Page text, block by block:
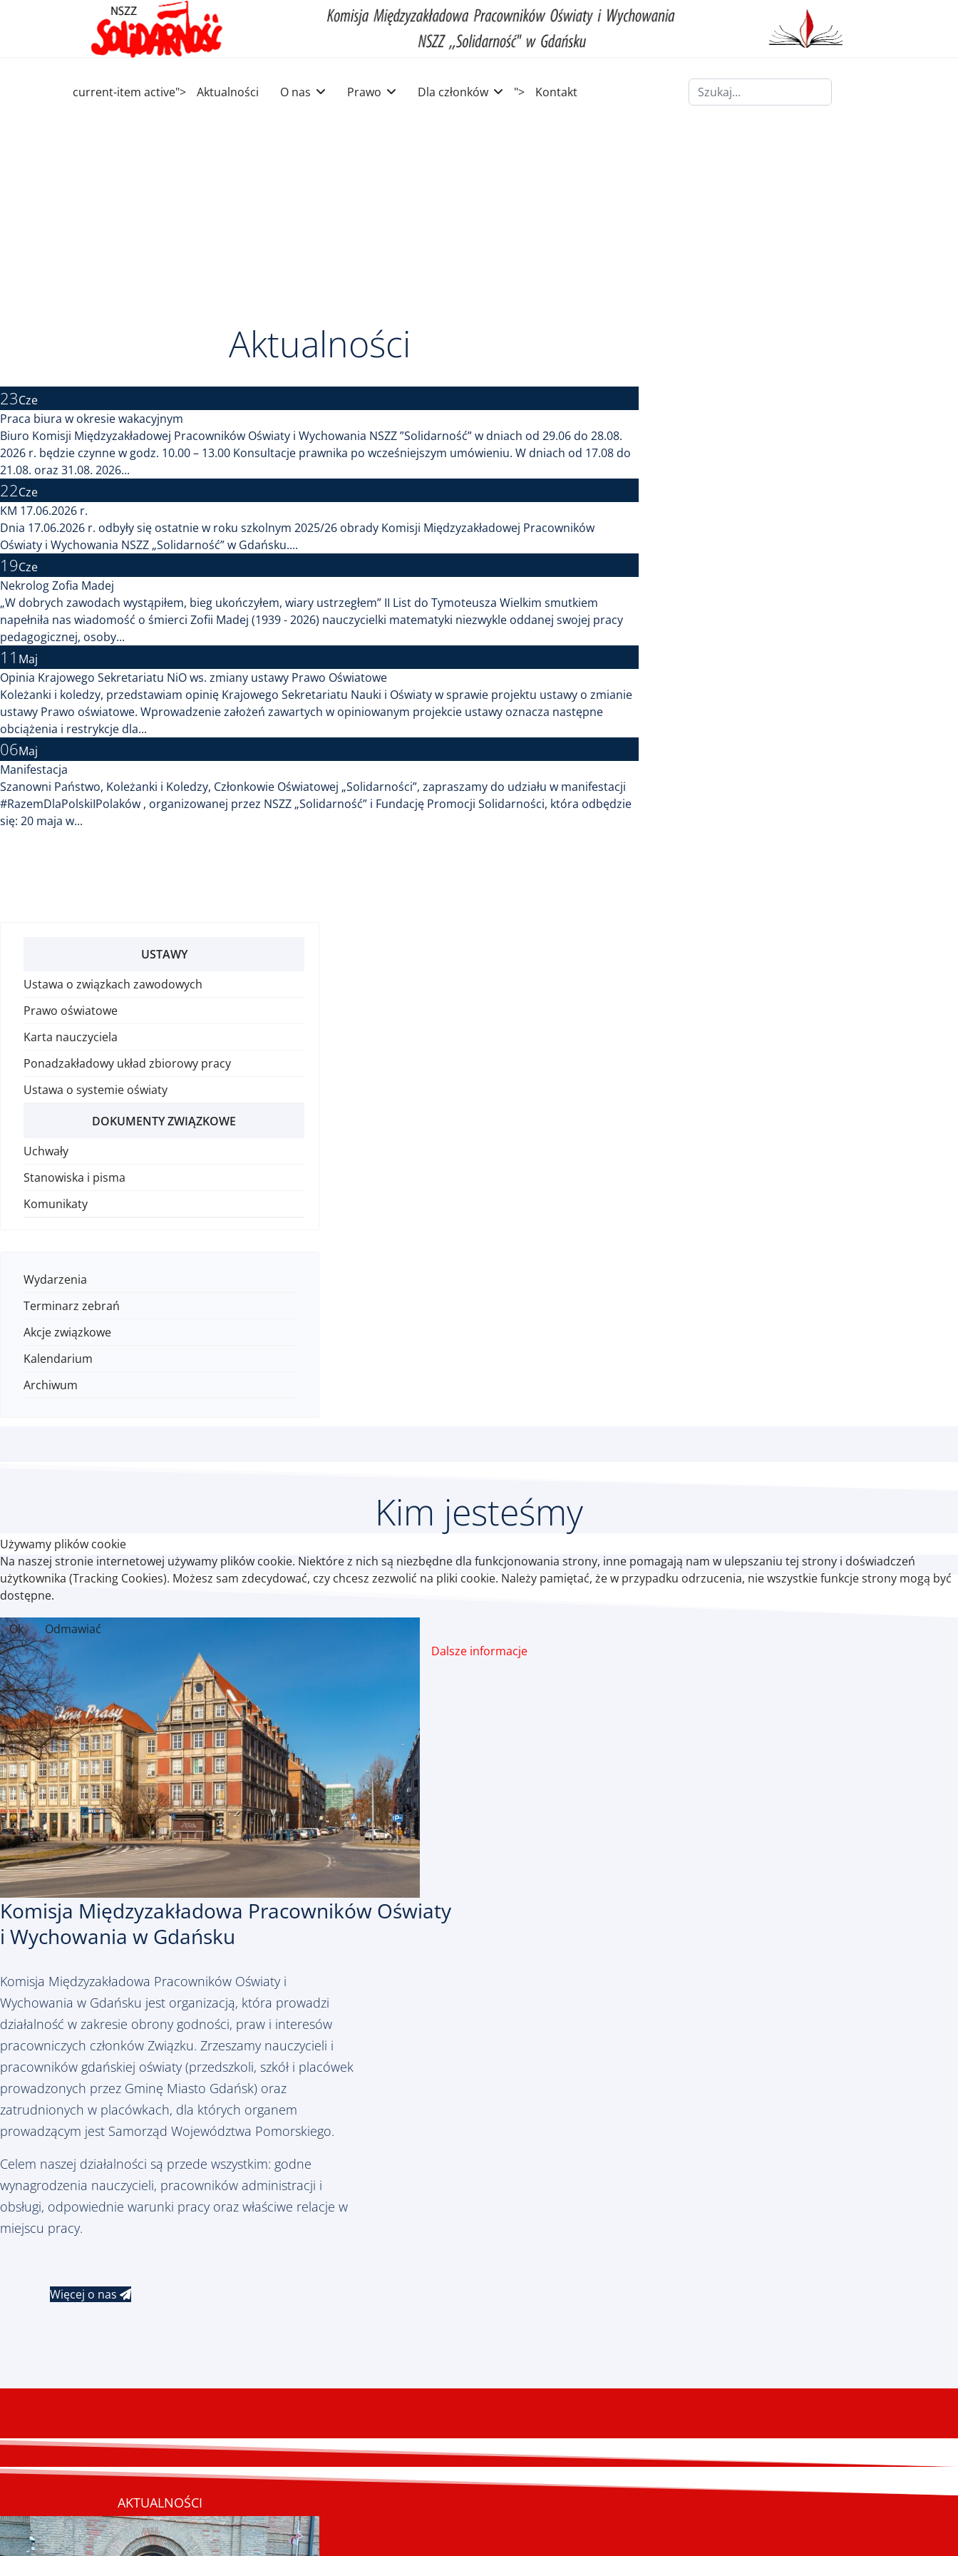
current-item active"> Aktualności O nas Prawo Dla członków "> Kontakt
Szukaj
Aktualności
23Cze
Praca biura w okresie wakacyjnym
Biuro Komisji Międzyzakładowej Pracowników Oświaty i Wychowania NSZZ ”Solidarność” w dniach od 29.06 do 28.08.
2026 r. będzie czynne w godz. 10.00 – 13.00 Konsultacje prawnika po wcześniejszym umówieniu. W dniach od 17.08 do
21.08. oraz 31.08. 2026...
22Cze
KM 17.06.2026 r.
Dnia 17.06.2026 r. odbyły się ostatnie w roku szkolnym 2025/26 obrady Komisji Międzyzakładowej Pracowników
Oświaty i Wychowania NSZZ „Solidarność” w Gdańsku....
19Cze
Nekrolog Zofia Madej
„W dobrych zawodach wystąpiłem, bieg ukończyłem, wiary ustrzegłem” II List do Tymoteusza Wielkim smutkiem
napełniła nas wiadomość o śmierci Zofii Madej (1939 - 2026) nauczycielki matematyki niezwykle oddanej swojej pracy
pedagogicznej, osoby...
11 Maj
Opinia Krajowego Sekretariatu NiO ws. zmiany ustawy Prawo Oświatowe
Koleżanki i koledzy, przedstawiam opinię Krajowego Sekretariatu Nauki i Oświaty w sprawie projektu ustawy o zmianie
ustawy Prawo oświatowe. Wprowadzenie założeń zawartych w opiniowanym projekcie ustawy oznacza następne
obciążenia i restrykcje dla...
06Maj
Manifestacja
Szanowni Państwo, Koleżanki i Koledzy, Członkowie Oświatowej „Solidarności”, zapraszamy do udziału w manifestacji
#RazemDlaPolskiIPolaków , organizowanej przez NSZZ „Solidarność” i Fundację Promocji Solidarności, która odbędzie
się: 20 maja w...
USTAWY
Ustawa o związkach zawodowych
Prawo oświatowe
Karta nauczyciela
Ponadzakładowy układ zbiorowy pracy
Ustawa o systemie oświaty
DOKUMENTY ZWIĄZKOWE
Uchwały
Stanowiska i pisma
Komunikaty
Wydarzenia
Terminarz zebrań
Akcje związkowe
Kalendarium
Archiwum
Kim jesteśmy
Komisja Międzyzakładowa Pracowników Oświaty
i Wychowania w Gdańsku
Komisja Międzyzakładowa Pracowników Oświaty i
Wychowania w Gdańsku jest organizacją, która prowadzi
działalność w zakresie obrony godności, praw i interesów
pracowniczych członków Związku. Zrzeszamy nauczycieli i
pracowników gdańskiej oświaty (przedszkoli, szkół i placówek
prowadzonych przez Gminę Miasto Gdańsk) oraz
zatrudnionych w placówkach, dla których organem
prowadzącym jest Samorząd Województwa Pomorskiego.
Celem naszej działalności są przede wszystkim: godne
wynagrodzenia nauczycieli, pracowników administracji i
obsługi, odpowiednie warunki pracy oraz właściwe relacje w
miejscu pracy.
Więcej o nas
AKTUALNOŚCI
Używamy plików cookie
Na naszej stronie internetowej używamy plików cookie. Niektóre z nich są niezbędne dla funkcjonowania strony, inne pomagają nam w ulepszaniu tej strony i doświadczeń
użytkownika (Tracking Cookies). Możesz sam zdecydować, czy chcesz zezwolić na pliki cookie. Należy pamiętać, że w przypadku odrzucenia, nie wszystkie funkcje strony mogą być
dostępne.
Ok
Odmawiać
Dalsze informacje